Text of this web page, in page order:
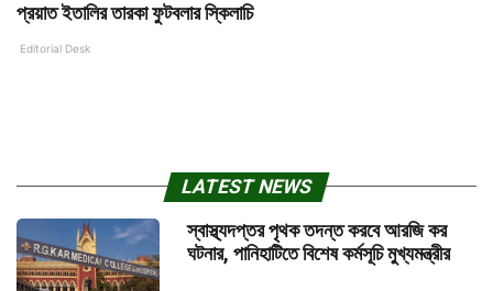
প্রয়াত ইতালির তারকা ফুটবলার স্কিলাচি
Editorial Desk
LATEST NEWS
স্বাস্থ্যদপ্তর পৃথক তদন্ত করবে আরজি কর
ঘটনার, পানিহাটিতে বিশেষ কর্মসূচি মুখ্যমন্ত্রীর